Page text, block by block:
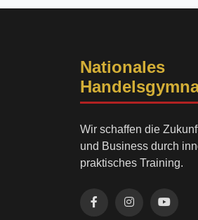
Nationales
Wir schaffen die
und Business durch
praktisches Training.